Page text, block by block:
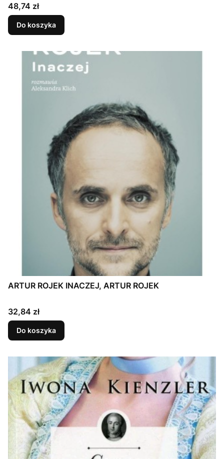
Cena
48,74 zł
Do koszyka
ARTUR ROJEK INACZEJ, ARTUR ROJEK
Cena
32,84 zł
Do koszyka